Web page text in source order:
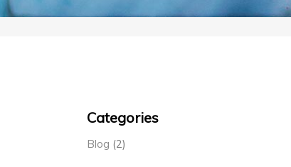
Categories
Blog (2)